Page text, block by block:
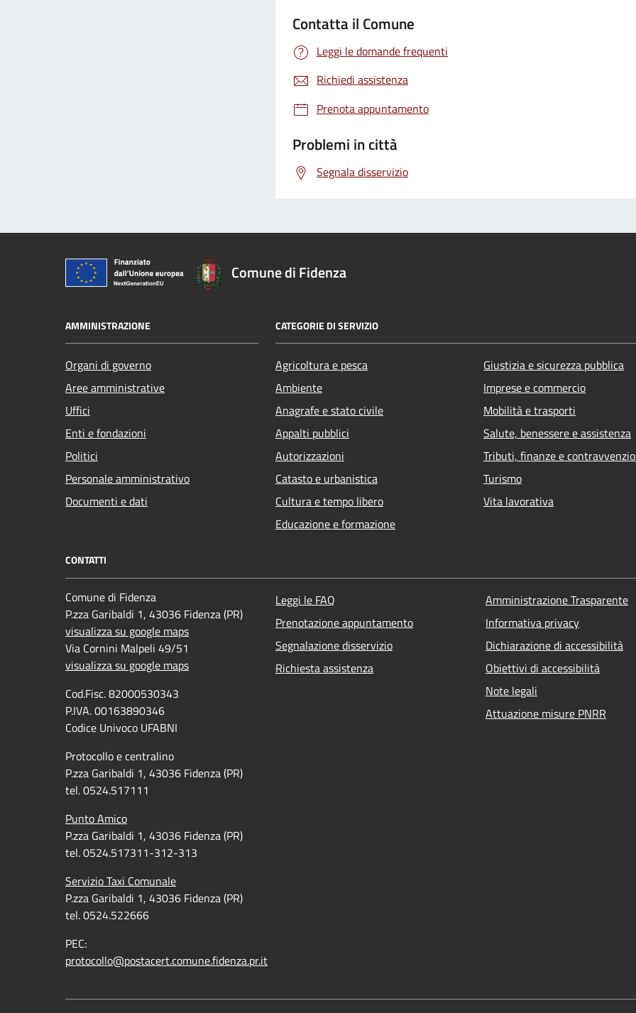
Contatta il Comune
Leggi le domande frequenti
Richiedi assistenza
Prenota appuntamento
Problemi in città
Segnala disservizio
Comune di Fidenza
AMMINISTRAZIONE
Organi di governo
Aree amministrative
Uffici
Enti e fondazioni
Politici
Personale amministrativo
Documenti e dati
CATEGORIE DI SERVIZIO
Agricoltura e pesca
Ambiente
Anagrafe e stato civile
Appalti pubblici
Autorizzazioni
Catasto e urbanistica
Cultura e tempo libero
Educazione e formazione
Giustizia e sicurezza pubblica
Imprese e commercio
Mobilità e trasporti
Salute, benessere e assistenza
Tributi, finanze e
Turismo
Vita lavorativa
CONTATTI
Comune di Fidenza
P.zza Garibaldi 1, 43036 Fidenza (PR)
visualizza su google maps
Via Cornini Malpeli 49/51
visualizza su google maps
Cod.Fisc. 82000530343
P.IVA. 00163890346
Codice Univoco UFABNI
Protocollo e centralino
P.zza Garibaldi 1, 43036 Fidenza (PR)
tel. 0524.517111
Punto Amico
P.zza Garibaldi 1, 43036 Fidenza (PR)
tel. 0524.517311-312-313
Servizio Taxi Comunale
P.zza Garibaldi 1, 43036 Fidenza (PR)
tel. 0524.522666
PEC:
protocollo@postacert.comune.fidenza.pr.it
Leggi le FAQ
Prenotazione appuntamento
Segnalazione disservizio
Richiesta assistenza
Amministrazione Trasparente
Informativa privacy
Dichiarazione di accessibilità
Obiettivi di accessibilità
Note legali
Attuazione misure PNRR